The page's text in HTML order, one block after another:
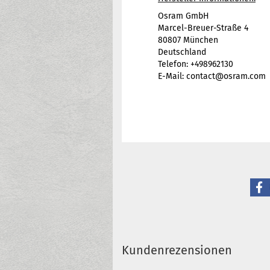
Osram GmbH
Marcel-Breuer-Straße 4
80807 München
Deutschland
Telefon: +498962130
E-Mail: contact@osram.com
Kundenrezensionen